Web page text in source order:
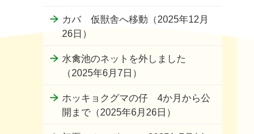
カバ 仮獣舎へ移動（2025年12月
26日）
水禽池のネットを外しました
（2025年6月7日）
ホッキョクグマの仔 4か月から公
開まで（2025年6月26日）